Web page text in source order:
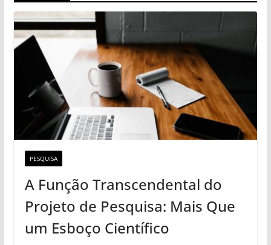
PESQUISA
A Função Transcendental do
Projeto de Pesquisa: Mais Que
um Esboço Científico